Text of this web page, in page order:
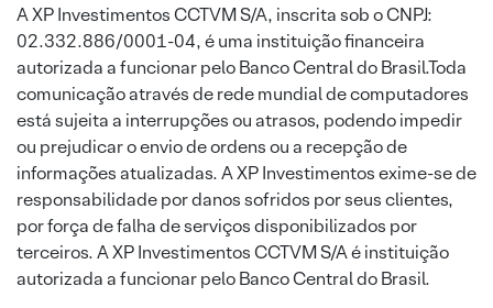
A XP Investimentos CCTVM S/A, inscrita sob o CNPJ:
02.332.886/0001-04, é uma instituição financeira
autorizada a funcionar pelo Banco Central do Brasil.Toda
comunicação através de rede mundial de computadores
está sujeita a interrupções ou atrasos, podendo impedir
ou prejudicar o envio de ordens ou a recepção de
informações atualizadas. A XP Investimentos exime-se de
responsabilidade por danos sofridos por seus clientes,
por força de falha de serviços disponibilizados por
terceiros. A XP Investimentos CCTVM S/A é instituição
autorizada a funcionar pelo Banco Central do Brasil.